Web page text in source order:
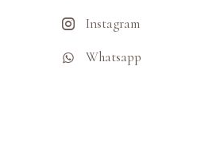
Instagram
Whatsapp